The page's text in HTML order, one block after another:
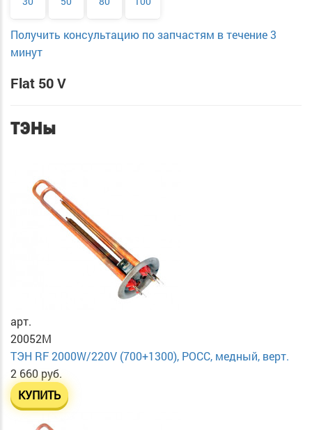
Получить консультацию по запчастям в течение 3
минут
Flat 50 V
ТЭНы
арт.
20052M
ТЭН RF 2000W/220V (700+1300), РОСС, медный, верт.
2 660 руб.
КУПИТЬ